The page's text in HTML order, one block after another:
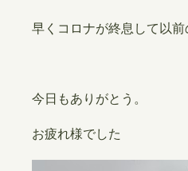
早くコロナが終息して以
今日もありがとう。
お疲れ様でした